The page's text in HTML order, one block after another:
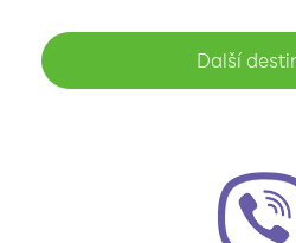
Další